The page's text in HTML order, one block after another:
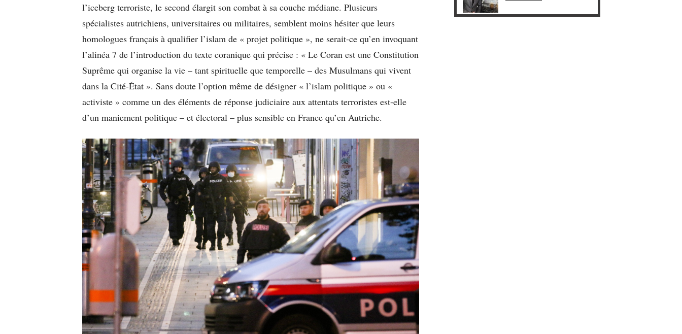
l’iceberg terroriste, le second élargit son combat à sa couche médiane. Plusieurs
spécialistes autrichiens, universitaires ou militaires, semblent moins hésiter que leurs
homologues français à qualifier l’islam de « projet politique », ne serait-ce qu’en invoquant
l’alinéa 7 de l’introduction du texte coranique qui précise : « Le Coran est une Constitution
Suprême qui organise la vie – tant spirituelle que temporelle – des Musulmans qui vivent
dans la Cité-État ». Sans doute l’option même de désigner « l’islam politique » ou «
activiste » comme un des éléments de réponse judiciaire aux attentats terroristes est-elle
d’un maniement politique – et électoral – plus sensible en France qu’en Autriche.